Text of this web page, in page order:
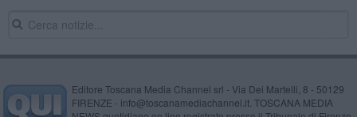
Editore Toscana Media Channel srl - Via Dei Martelli, 8 - 50129
FIRENZE - info@toscanamediachannel.it. TOSCANA MEDIA